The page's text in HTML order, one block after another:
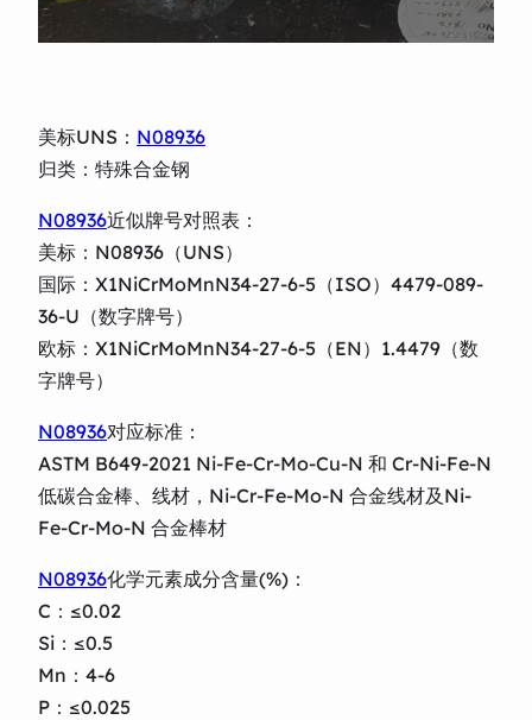
美标UNS： N08936
归类：特殊合金钢
N08936近似牌号对照表：
美标：N08936（UNS）
国际：X1NiCrMoMnN34-27-6-5（ISO）4479-089-
36-U（数字牌号）
欧标：X1NiCrMoMnN34-27-6-5（EN）1.4479（数
字牌号）
N08936对应标准：
ASTM B649-2021 Ni-Fe-Cr-Mo-Cu-N 和 Cr-Ni-Fe-N
低碳合金棒、线材，Ni-Cr-Fe-Mo-N 合金线材及Ni-
Fe-Cr-Mo-N 合金棒材
N08936化学元素成分含量(%)：
C：≤0.02
Si：≤0.5
Mn：4-6
P：≤0.025